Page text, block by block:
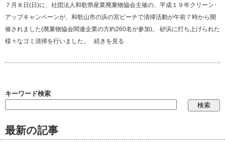
７月８日(日)に、社団法人和歌県産業廃棄物協会主催の、平成１９年クリーン･
アップキャンペーンが、和歌山市の浜の宮ビーチで清掃活動が午前７時から開
催されました(廃棄物協会関連企業の方約260名が参加)。 砂浜に打ち上げられた
様々なゴミ清掃を行いました。 続きを見る
キーワード検索
最新の記事